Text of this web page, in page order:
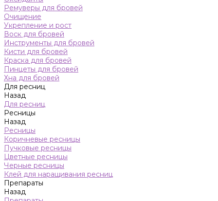
Ремуверы для бровей
Очищение
Укрепление и рост
Воск для бровей
Инструменты для бровей
Кисти для бровей
Краска для бровей
Пинцеты для бровей
Хна для бровей
Для ресниц
Назад
Для ресниц
Ресницы
Назад
Ресницы
Коричневые ресницы
Пучковые ресницы
Цветные ресницы
Черные ресницы
Клей для наращивания ресниц
Препараты
Назад